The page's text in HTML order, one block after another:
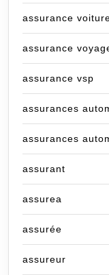
assurance
assurance
assurance vsp
assurances
assurances
assurant
assurea
assurée
assureur